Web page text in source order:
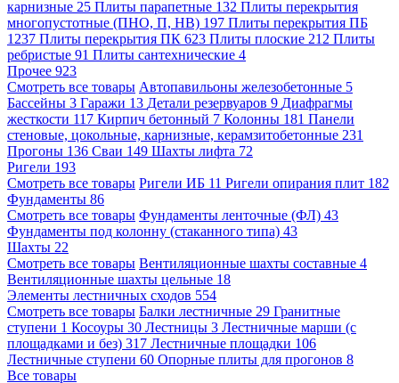
карнизные 25 Плиты парапетные 132 Плиты перекрытия
многопустотные (ПНО, П, НВ) 197 Плиты перекрытия ПБ
1237 Плиты перекрытия ПК 623 Плиты плоские 212 Плиты
ребристые 91 Плиты сантехнические 4
Прочее 923
Смотреть все товары Автопавильоны железобетонные 5
Бассейны 3 Гаражи 13 Детали резервуаров 9 Диафрагмы
жесткости 117 Кирпич бетонный 7 Колонны 181 Панели
стеновые, цокольные, карнизные, керамзитобетонные 231
Прогоны 136 Сваи 149 Шахты лифта 72
Ригели 193
Смотреть все товары Ригели ИБ 11 Ригели опирания плит 182
Фундаменты 86
Смотреть все товары Фундаменты ленточные (ФЛ) 43
Фундаменты под колонну (стаканного типа) 43
Шахты 22
Смотреть все товары Вентиляционные шахты составные 4
Вентиляционные шахты цельные 18
Элементы лестничных сходов 554
Смотреть все товары Балки лестничные 29 Гранитные
ступени 1 Косоуры 30 Лестницы 3 Лестничные марши (с
площадками и без) 317 Лестничные площадки 106
Лестничные ступени 60 Опорные плиты для прогонов 8
Все товары